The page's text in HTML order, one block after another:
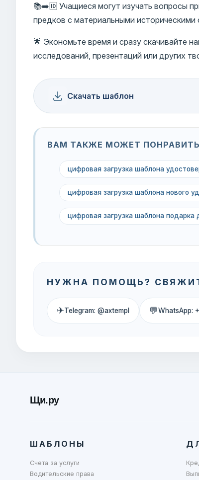
📚➡️🆔 Учащиеся могут изучать вопросы
предков с материальными историческими
🌟 Экономьте время и сразу скачивайте
исследований, презентаций или других
Скачать шаблон
ВАМ ТАКЖЕ МОЖЕТ
цифровая загрузка шаблона
цифровая загрузка шаблона нового
цифровая загрузка шаблона
НУЖНА ПОМОЩЬ?
✈Telegram: @axtempl 💬WhatsApp:
Щи.ру
ШАБЛОНЫ
Счета за услуги
Водительские права